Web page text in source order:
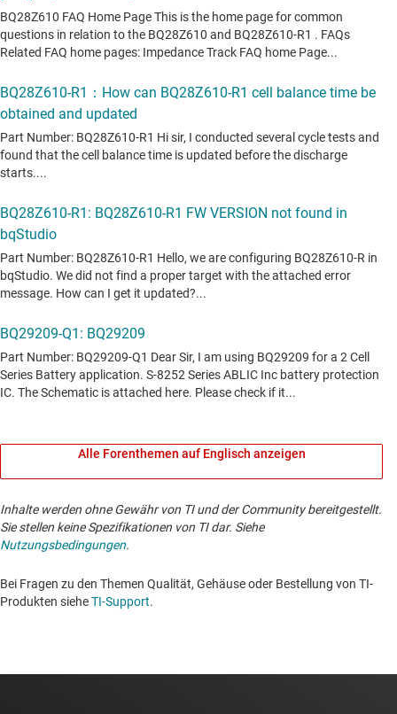
Alle Forenthemen auf Englisch anzeigen
Inhalte werden ohne Gewähr von TI und der Community bereitgestellt.
Sie stellen keine Spezifikationen von TI dar. Siehe
Nutzungsbedingungen.
Bei Fragen zu den Themen Qualität, Gehäuse oder Bestellung von TI-
Produkten sieheTI-Support. ​​​​​​​​​​​​​​